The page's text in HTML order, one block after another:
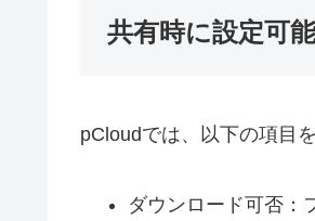
共有時に設定可
pCloudでは、以下の項目
ダウンロード可否：